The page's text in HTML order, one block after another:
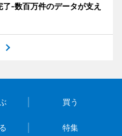
-数百万件のデータが支え
買う
特集